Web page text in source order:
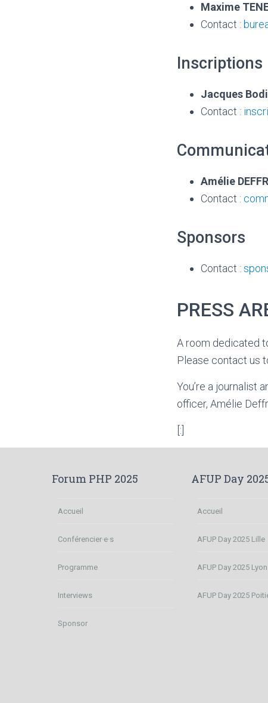
Maxime
Contact :
Inscriptions
Jacques
Contact :
Amélie
Contact :
Sponsors
Contact :
PRESS
A room dedicated
Please contact us
You’re a journalist
officer, Amélie
[:]
Forum PHP 2025
Accueil
Conférencier·e·s
Programme
Interviews
Sponsor
AFUP Day
Accueil
AFUP Day 2025 Lille
AFUP Day 2025 Lyon
AFUP Day 2025